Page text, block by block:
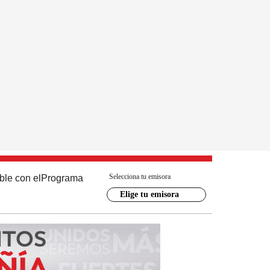
con el Programa Selecciona tu emisora
Elige tu emisora